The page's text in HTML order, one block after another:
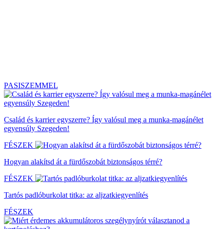
PASISZEMMEL
Család és karrier egyszerre? Így valósul meg a munka-magánélet
egyensúly Szegeden!
FÉSZEK
Hogyan alakítsd át a fürdőszobát biztonságos térré?
FÉSZEK
Tartós padlóburkolat titka: az aljzatkiegyenlítés
FÉSZEK